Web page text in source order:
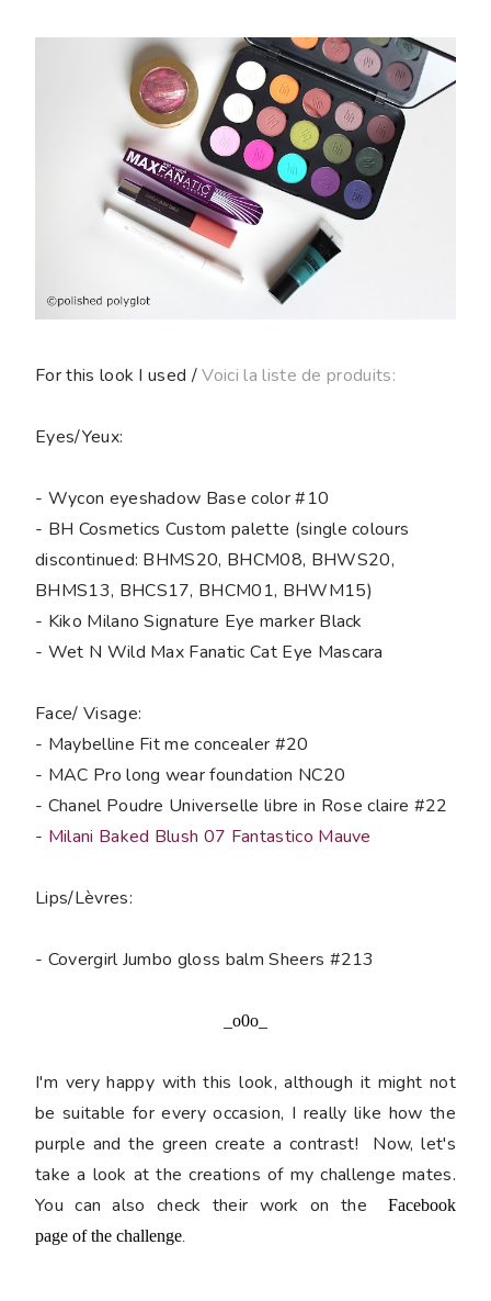
For this look I used /Voici la liste de produits:
Eyes/Yeux:
- Wycon eyeshadow Base color #10
- BH Cosmetics Custom palette (single colours
discontinued: BHMS20, BHCM08, BHWS20,
BHMS13, BHCS17, BHCM01, BHWM15)
- Kiko Milano Signature Eye marker Black
- Wet N Wild Max Fanatic Cat Eye Mascara
Face/ Visage:
- Maybelline Fit me concealer #20
- MAC Pro long wear foundation NC20
- Chanel Poudre Universelle libre in Rose claire #22
- Milani Baked Blush 07 Fantastico Mauve
Lips/Lèvres:
- Covergirl Jumbo gloss balm Sheers #213
_o0o_
I'm very happy with this look, although it might not
be suitable for every occasion, I really like how the
purple and the green create a contrast! Now, let's
take a look at the creations of my challenge mates.
You can also check their work on the
Facebook
page of the challenge